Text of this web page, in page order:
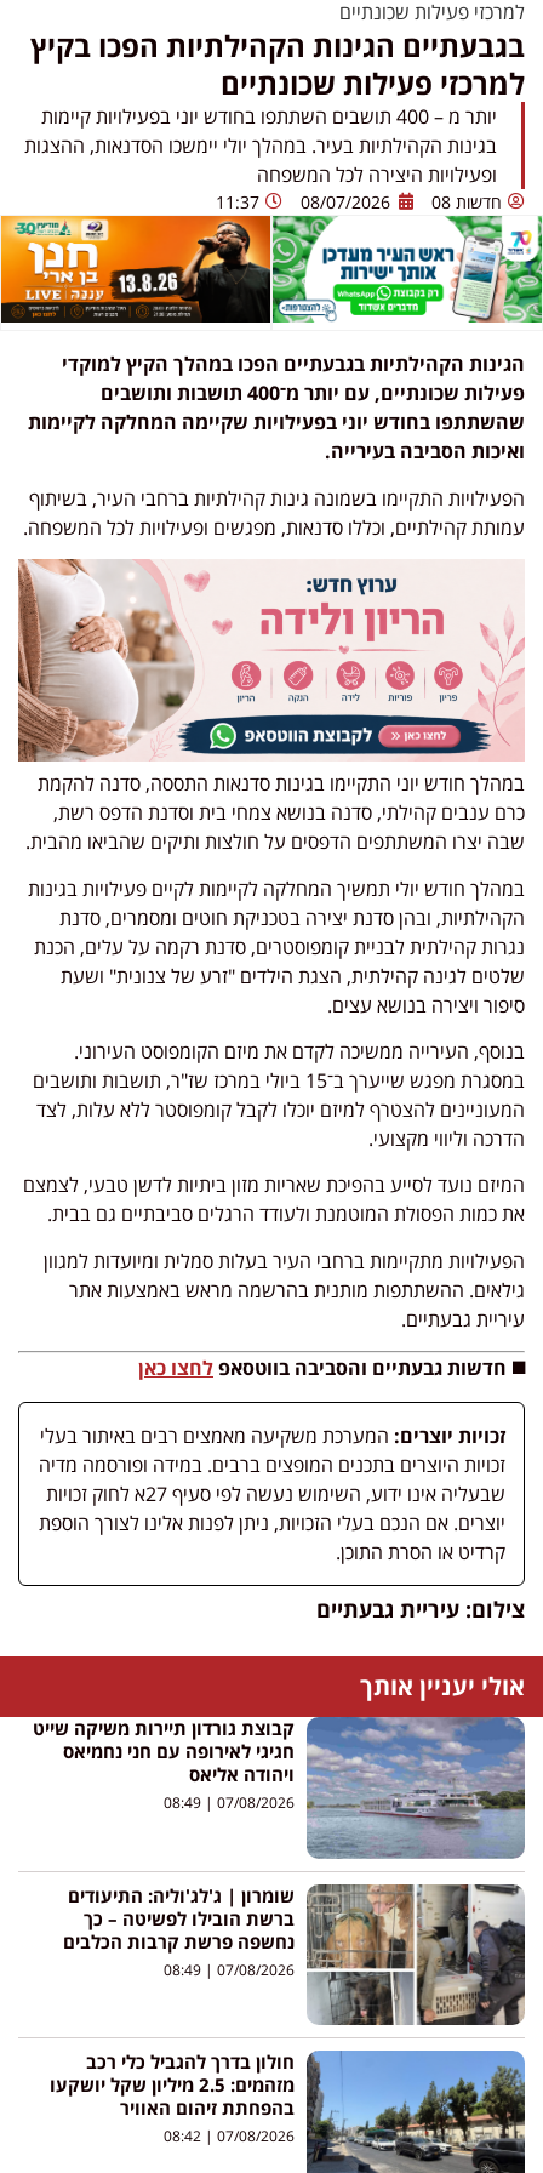
למרכזי פעילות שכונתיים
בגבעתיים הגינות הקהילתיות הפכו בקיץ
למרכזי פעילות שכונתיים
יותר מ – 400 תושבים השתתפו בחודש יוני בפעילויות קיימות
בגינות הקהילתיות בעיר. במהלך יולי יימשכו הסדנאות, ההצגות
ופעילויות היצירה לכל המשפחה
חדשות 08 08/07/2026
11:37
הגינות הקהילתיות בגבעתיים הפכו במהלך הקיץ למוקדי
פעילות שכונתיים, עם יותר מ־400 תושבות ותושבים
שהשתתפו בחודש יוני בפעילויות שקיימה המחלקה לקיימות
ואיכות הסביבה בעירייה.
הפעילויות התקיימו בשמונה גינות קהילתיות ברחבי העיר, בשיתוף
עמותת קהילתיים, וכללו סדנאות, מפגשים ופעילויות לכל המשפחה.
במהלך חודש יוני התקיימו בגינות סדנאות התססה, סדנה להקמת
כרם ענבים קהילתי, סדנה בנושא צמחי בית וסדנת הדפס רשת,
שבה יצרו המשתתפים הדפסים על חולצות ותיקים שהביאו מהבית.
במהלך חודש יולי תמשיך המחלקה לקיימות לקיים פעילויות בגינות
הקהילתיות, ובהן סדנת יצירה בטכניקת חוטים ומסמרים, סדנת
נגרות קהילתית לבניית קומפוסטרים, סדנת רקמה על עלים, הכנת
שלטים לגינה קהילתית, הצגת הילדים "זרע של צנונית" ושעת
סיפור ויצירה בנושא עצים.
בנוסף, העירייה ממשיכה לקדם את מיזם הקומפוסט העירוני.
במסגרת מפגש שייערך ב־15 ביולי במרכז שז"ר, תושבות ותושבים
המעוניינים להצטרף למיזם יוכלו לקבל קומפוסטר ללא עלות, לצד
הדרכה וליווי מקצועי.
המיזם נועד לסייע בהפיכת שאריות מזון ביתיות לדשן טבעי, לצמצם
את כמות הפסולת המוטמנת ולעודד הרגלים סביבתיים גם בבית.
הפעילויות מתקיימות ברחבי העיר בעלות סמלית ומיועדות למגוון
גילאים. ההשתתפות מותנית בהרשמה מראש באמצעות אתר
עיריית גבעתיים.
◼️ חדשות גבעתיים והסביבה בווטסאפלחצו כאן
זכויות יוצרים: המערכת משקיעה מאמצים רבים באיתור בעלי
זכויות היוצרים בתכנים המופצים ברבים. במידה ופורסמה מדיה
שבעליה אינו ידוע, השימוש נעשה לפי סעיף 27א לחוק זכויות
יוצרים. אם הנכם בעלי הזכויות, ניתן לפנות אלינו לצורך הוספת
קרדיט או הסרת התוכן.
צילום: עיריית גבעתיים
אולי יעניין אותך
קבוצת גורדון תיירות משיקה שייט
חגיגי לאירופה עם חני נחמיאס
ויהודה אליאס
07/08/2026
שומרון | ג'לג'וליה: התיעודים
ברשת הובילו לפשיטה – כך
נחשפה פרשת קרבות הכלבים
07/08/2026
חולון בדרך להגביל כלי רכב
מזהמים: 2.5 מיליון שקל יושקעו
בהפחתת זיהום האוויר
07/08/2026